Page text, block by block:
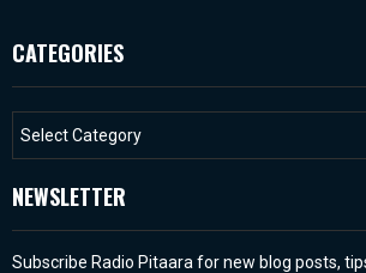
CATEGORIES
NEWSLETTER
Subscribe Radio Pitaara for new blog posts,